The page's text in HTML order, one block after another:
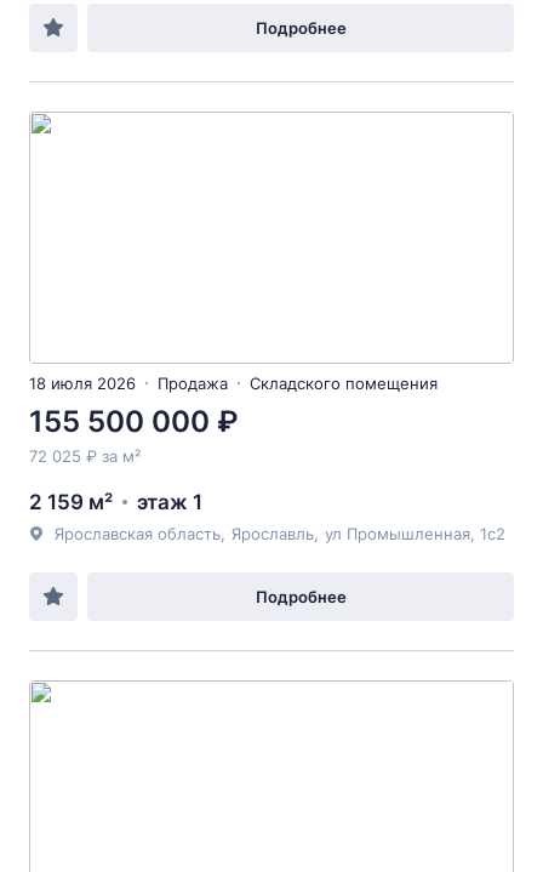
Подробнее
18 июля 2026 Продажа Складского помещения
155 500 000 ₽
72 025 ₽ за м²
2 159 м² этаж 1
Ярославская область Ярославль ул Промышленная , 1с2
Подробнее